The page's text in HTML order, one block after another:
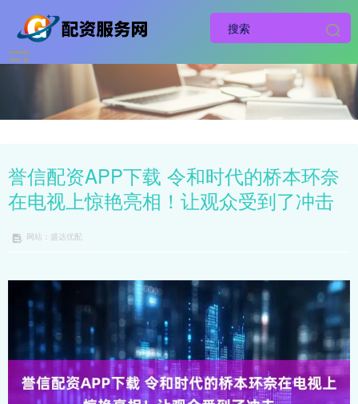
誉信配资APP下载 令和时代的桥本环奈
在电视上惊艳亮相！让观众受到了冲击
网站：盛达优配